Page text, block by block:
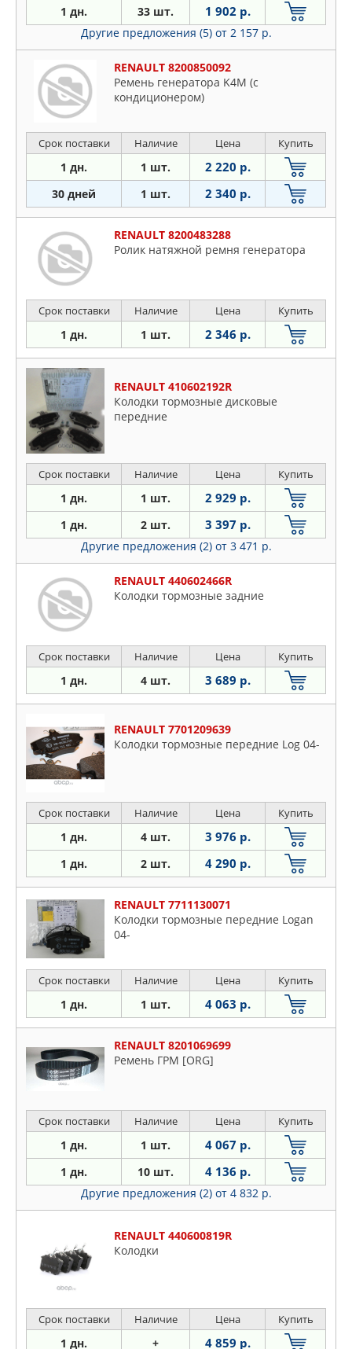
1 дн. 33 шт. 1 902 р.
Другие предложения (5) от 2 157 р.
RENAULT 8200850092
Ремень генератора K4M (с
кондиционером)
Срок поставки Наличие Цена Купить
1 дн. 1 шт. 2 220 р.
30 дней 1 шт. 2 340 р.
RENAULT 8200483288
Ролик натяжной ремня генератора
Срок поставки Наличие Цена Купить
1 дн. 1 шт. 2 346 р.
RENAULT 410602192R
Колодки тормозные дисковые
передние
Срок поставки Наличие Цена Купить
1 дн. 1 шт. 2 929 р.
1 дн. 2 шт. 3 397 р.
Другие предложения (2) от 3 471 р.
RENAULT 440602466R
Колодки тормозные задние
Срок поставки Наличие Цена Купить
1 дн. 4 шт. 3 689 р.
RENAULT 7701209639
Колодки тормозные передние Log 04-
Срок поставки Наличие Цена Купить
1 дн. 4 шт. 3 976 р.
1 дн. 2 шт. 4 290 р.
RENAULT 7711130071
Колодки тормозные передние Logan
04-
Срок поставки Наличие Цена Купить
1 дн. 1 шт. 4 063 р.
RENAULT 8201069699
Ремень ГРМ [ORG]
Срок поставки Наличие Цена Купить
1 дн. 1 шт. 4 067 р.
1 дн. 10 шт. 4 136 р.
Другие предложения (2) от 4 832 р.
RENAULT 440600819R
Колодки
Срок поставки Наличие Цена Купить
1 дн. + 4 859 р.